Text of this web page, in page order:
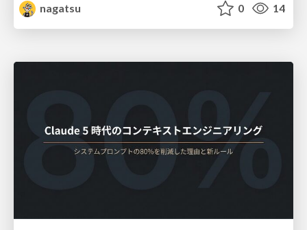
nagatsu
0 14